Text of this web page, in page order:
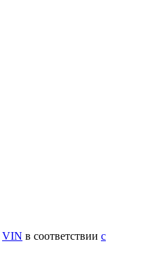
VIN в соответствии с